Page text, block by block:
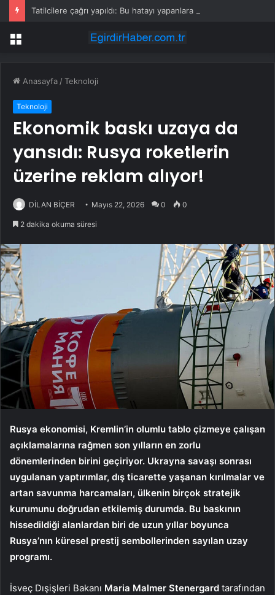
Tatilcilere çağrı yapıldı: Bu hatayı yapanlara ceza yağıyor
Menü
Anasayfa /Teknoloji
Teknoloji
Ekonomik baskı uzaya da
yansıdı: Rusya roketlerin
üzerine reklam alıyor!
DİLAN BİÇER Mayıs 22, 2026 0 0
2 dakika okuma süresi
Rusya ekonomisi, Kremlin’in olumlu tablo çizmeye çalışan
açıklamalarına rağmen son yılların en zorlu
dönemlerinden birini geçiriyor. Ukrayna savaşı sonrası
uygulanan yaptırımlar, dış ticarette yaşanan kırılmalar ve
artan savunma harcamaları, ülkenin birçok stratejik
kurumunu doğrudan etkilemiş durumda. Bu baskının
hissedildiği alanlardan biri de uzun yıllar boyunca
Rusya’nın küresel prestij sembollerinden sayılan uzay
programı.
İsveç Dışişleri Bakanı Maria Malmer Stenergard tarafından